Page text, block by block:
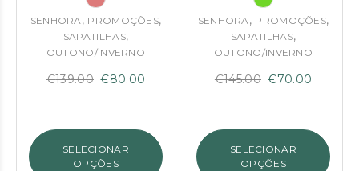
SENHORA, PROMOÇÕES,
SAPATILHAS,
OUTONO/INVERNO
€139.00 O
€139.00.
€80.00
é:
€80.00.
SELECIONAR
OPÇÕES
SENHORA, PROMOÇÕES,
SAPATILHAS,
OUTONO/INVERNO
€145.00 O
€145.00.
€70.00
é:
€70.00.
SELECIONAR
OPÇÕES